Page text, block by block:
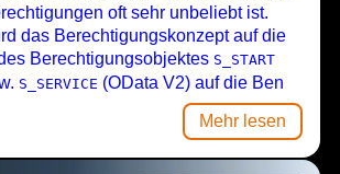
oft sehr unbeliebt ist.
das Berechtigungskonzept auf die
Berechtigungsobjektes S_START
S_SERVICE (OData V2) auf die Ben
Mehr lesen